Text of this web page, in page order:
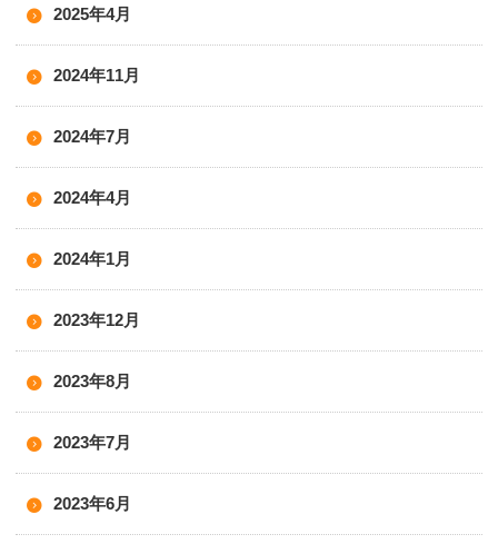
2025年4月
2024年11月
2024年7月
2024年4月
2024年1月
2023年12月
2023年8月
2023年7月
2023年6月